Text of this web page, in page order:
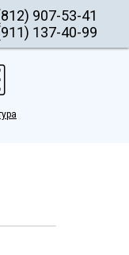
907-53-41
137-40-99